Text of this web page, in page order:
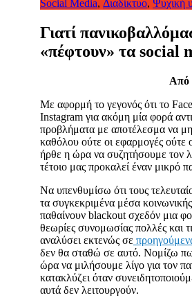
Social Media, Διαδίκτυο, Ψυχική
Γιατί
«πέφτουν» τα social
Από
Με αφορμή το γεγονός ότι το
Instagram για ακόμη μία φορά
προβλήματα με αποτέλεσμα να
καθόλου ούτε οι εφαρμογές ούτε
ήρθε η ώρα να συζητήσουμε τον
τέτοιο μας προκαλεί έναν μικρό
Να υπενθυμίσω ότι τους
τα συγκεκριμένα μέσα
παθαίνουν blackout σχεδόν μια
θεωρίες συνομωσίας πολλές και
αναλύσει εκτενώς σε
δεν θα σταθώ σε αυτό. Νομίζω
ώρα να μιλήσουμε λίγο για τον
κατακλύζει όταν
αυτά δεν λειτουργούν.